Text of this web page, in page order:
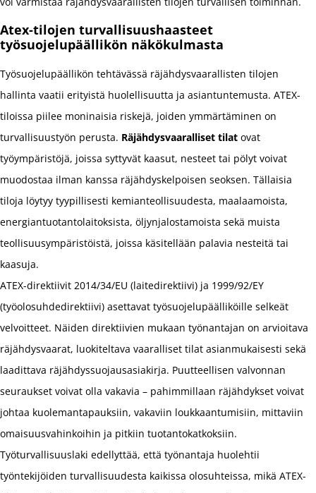
Atex-tilojen turvallisuushaasteet
työsuojelupäällikön näkökulmasta
Työsuojelupäällikön tehtävässä räjähdysvaarallisten tilojen
hallinta vaatii erityistä huolellisuutta ja asiantuntemusta. ATEX-
tiloissa piilee moninaisia riskejä, joiden ymmärtäminen on
turvallisuustyön perusta. Räjähdysvaaralliset tilat ovat
työympäristöjä, joissa syttyvät kaasut, nesteet tai pölyt voivat
muodostaa ilman kanssa räjähdyskelpoisen seoksen. Tällaisia
tiloja löytyy tyypillisesti kemianteollisuudesta, maalaamoista,
energiantuotantolaitoksista, öljynjalostamoista sekä muista
teollisuusympäristöistä, joissa käsitellään palavia nesteitä tai
kaasuja.
ATEX-direktiivit 2014/34/EU (laitedirektiivi) ja 1999/92/EY
(työolosuhdedirektiivi) asettavat työsuojelupäälliköille selkeät
velvoitteet. Näiden direktiivien mukaan työnantajan on arvioitava
räjähdysvaarat, luokiteltava vaaralliset tilat asianmukaisesti sekä
laadittava räjähdyssuojausasiakirja. Puutteellisen valvonnan
seuraukset voivat olla vakavia – pahimmillaan räjähdykset voivat
johtaa kuolemantapauksiin, vakaviin loukkaantumisiin, mittaviin
omaisuusvahinkoihin ja pitkiin tuotantokatkoksiin.
Työturvallisuuslaki edellyttää, että työnantaja huolehtii
työntekijöiden turvallisuudesta kaikissa olosuhteissa, mikä ATEX-